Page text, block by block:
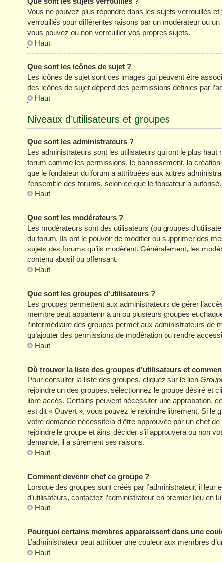
Vous ne pouvez plus répondre dans les sujets verrouillés
verrouillés pour différentes raisons par un modérateur ou
vous pouvez ou non verrouiller vos propres sujets.
Haut
Que sont les icônes de sujet ?
Les icônes de sujet sont des images qui peuvent être
des icônes de sujet dépend des permissions définies par
Haut
Niveaux d’utilisateurs et groupes
Que sont les administrateurs ?
Les administrateurs sont les utilisateurs qui ont le plus
forum comme les permissions, le bannissement, la
que le fondateur du forum a attribuées aux autres
l’ensemble des forums, selon ce que le fondateur a autorisé.
Haut
Que sont les modérateurs ?
Les modérateurs sont des utilisateurs (ou groupes
du forum. Ils ont le pouvoir de modifier ou supprimer des
sujets des forums qu’ils modèrent. Généralement, les
contenu abusif ou offensant.
Haut
Que sont les groupes d’utilisateurs ?
Les groupes permettent aux administrateurs de gérer
membre peut appartenir à un ou plusieurs groupes et
l’intermédiaire des groupes permet aux administrateurs
qu’ajouter des permissions de modération ou rendre
Haut
Où trouver la liste des groupes d’utilisateurs et
Pour consulter la liste des groupes, cliquez sur le lien
rejoindre un des groupes, sélectionnez le groupe désiré et
libre accès. Certains peuvent nécessiter une approbation,
est dit « Ouvert », vous pouvez le rejoindre librement. Si le
votre demande nécessitera d’être approuvée par un chef
rejoindre le groupe et ainsi décider s’il approuvera ou non
demande, il a sûrement ses raisons.
Haut
Comment devenir chef de groupe ?
Lorsque des groupes sont créés par l’administrateur, il
d’utilisateurs, contactez l’administrateur en premier lieu en
Haut
Pourquoi certains membres apparaissent dans une
L’administrateur peut attribuer une couleur aux membres
Haut